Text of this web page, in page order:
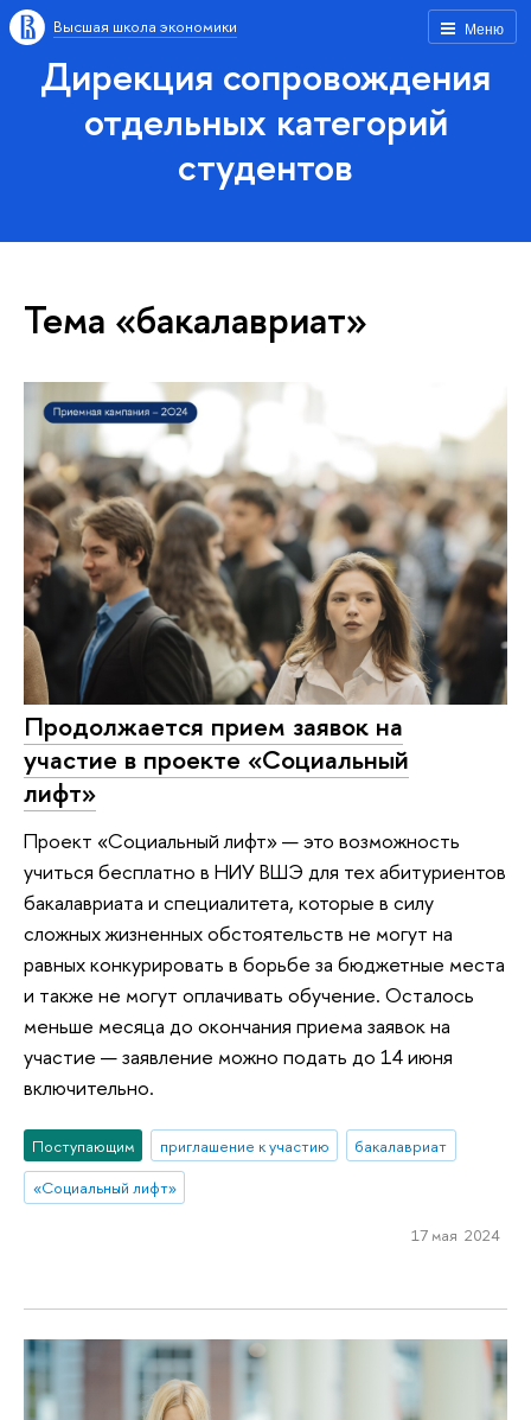
Меню
Высшая школа экономики
Дирекция сопровождения
отдельных категорий
студентов
Тема «бакалавриат»
Продолжается прием заявок на
участие в проекте «Социальный
лифт»
Проект «Социальный лифт» — это возможность
учиться бесплатно в НИУ ВШЭ для тех абитуриентов
бакалавриата и специалитета, которые в силу
сложных жизненных обстоятельств не могут на
равных конкурировать в борьбе за бюджетные места
и также не могут оплачивать обучение. Осталось
меньше месяца до окончания приема заявок на
участие — заявление можно подать до 14 июня
включительно.
Поступающим приглашение к участию
бакалавриат
«Социальный лифт»
17 мая 2024